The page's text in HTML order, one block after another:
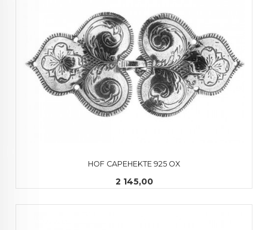
HOF CAPEHEKTE 925 OX
Pris
2 145,00